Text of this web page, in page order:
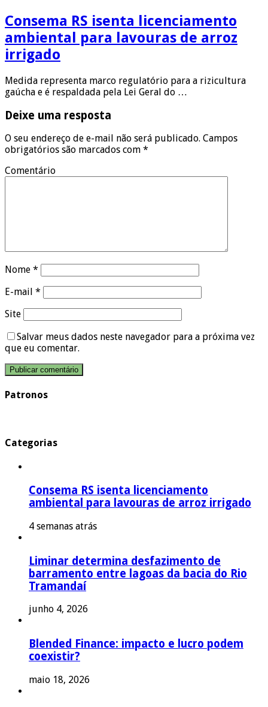
Consema RS isenta licenciamento
ambiental para lavouras de arroz
irrigado
Medida representa marco regulatório para a rizicultura
gaúcha e é respaldada pela Lei Geral do …
Deixe uma resposta
O seu endereço de e-mail não será publicado. Campos
obrigatórios são marcados com *
Comentário
Nome *
E-mail *
Site
Salvar meus dados neste navegador para a próxima vez
que eu comentar.
Patronos
Categorias
Consema RS isenta licenciamento
ambiental para lavouras de arroz irrigado
4 semanas atrás
Liminar determina desfazimento de
barramento entre lagoas da bacia do Rio
Tramandaí
junho 4, 2026
Blended Finance: impacto e lucro podem
coexistir?
maio 18, 2026